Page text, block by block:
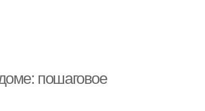
пошаговое